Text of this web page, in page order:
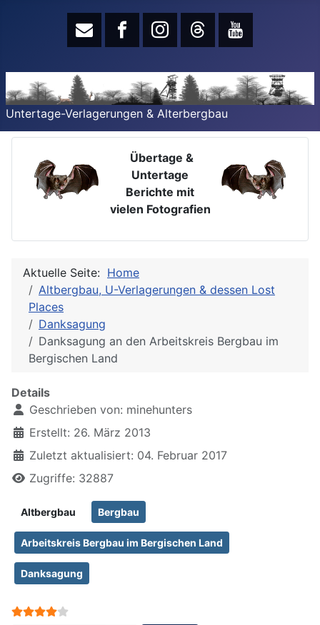
Untertage-Verlagerungen & Alterbergbau
Übertage &
Untertage
Berichte mit
vielen Fotografien
Aktuelle Seite: Home
Altbergbau, U-Verlagerungen & dessen Lost
Places
Danksagung
Danksagung an den Arbeitskreis Bergbau im
Bergischen Land
Details
Geschrieben von: minehunters
Erstellt: 26. März 2013
Zuletzt aktualisiert: 04. Februar 2017
Zugriffe: 32887
Altbergbau Bergbau
Arbeitskreis Bergbau im Bergischen Land
Danksagung
Bewertung: